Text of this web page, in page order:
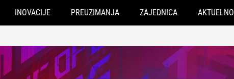
INOVACIJE PREUZIMANJA ZAJEDNICA AKTUELNO